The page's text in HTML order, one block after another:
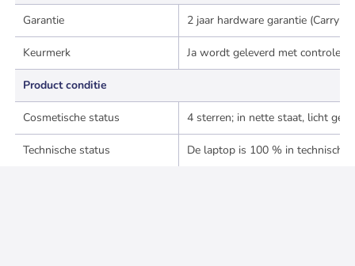
Garantie 2 jaar hardware garantie (Carry-
Keurmerk Ja wordt geleverd met controle
Product conditie
Cosmetische status 4 sterren; in nette staat, licht
Technische status De laptop is 100 % in